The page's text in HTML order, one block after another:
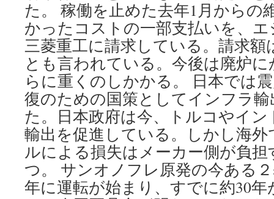
た。 稼働を止めた去年1月からの
かったコストの一部支払いを、
三菱重工に請求している。請求額
とも言われている。今後は廃炉
らに重くのしかかる。 日本では
復のための国策としてインフラ
た。日本政府は今、トルコやイ
輸出を促進している。しかし海
ルによる損失はメーカー側が負
つ。 サンオノフレ原発の今ある
年に運転が始まり、すでに約30